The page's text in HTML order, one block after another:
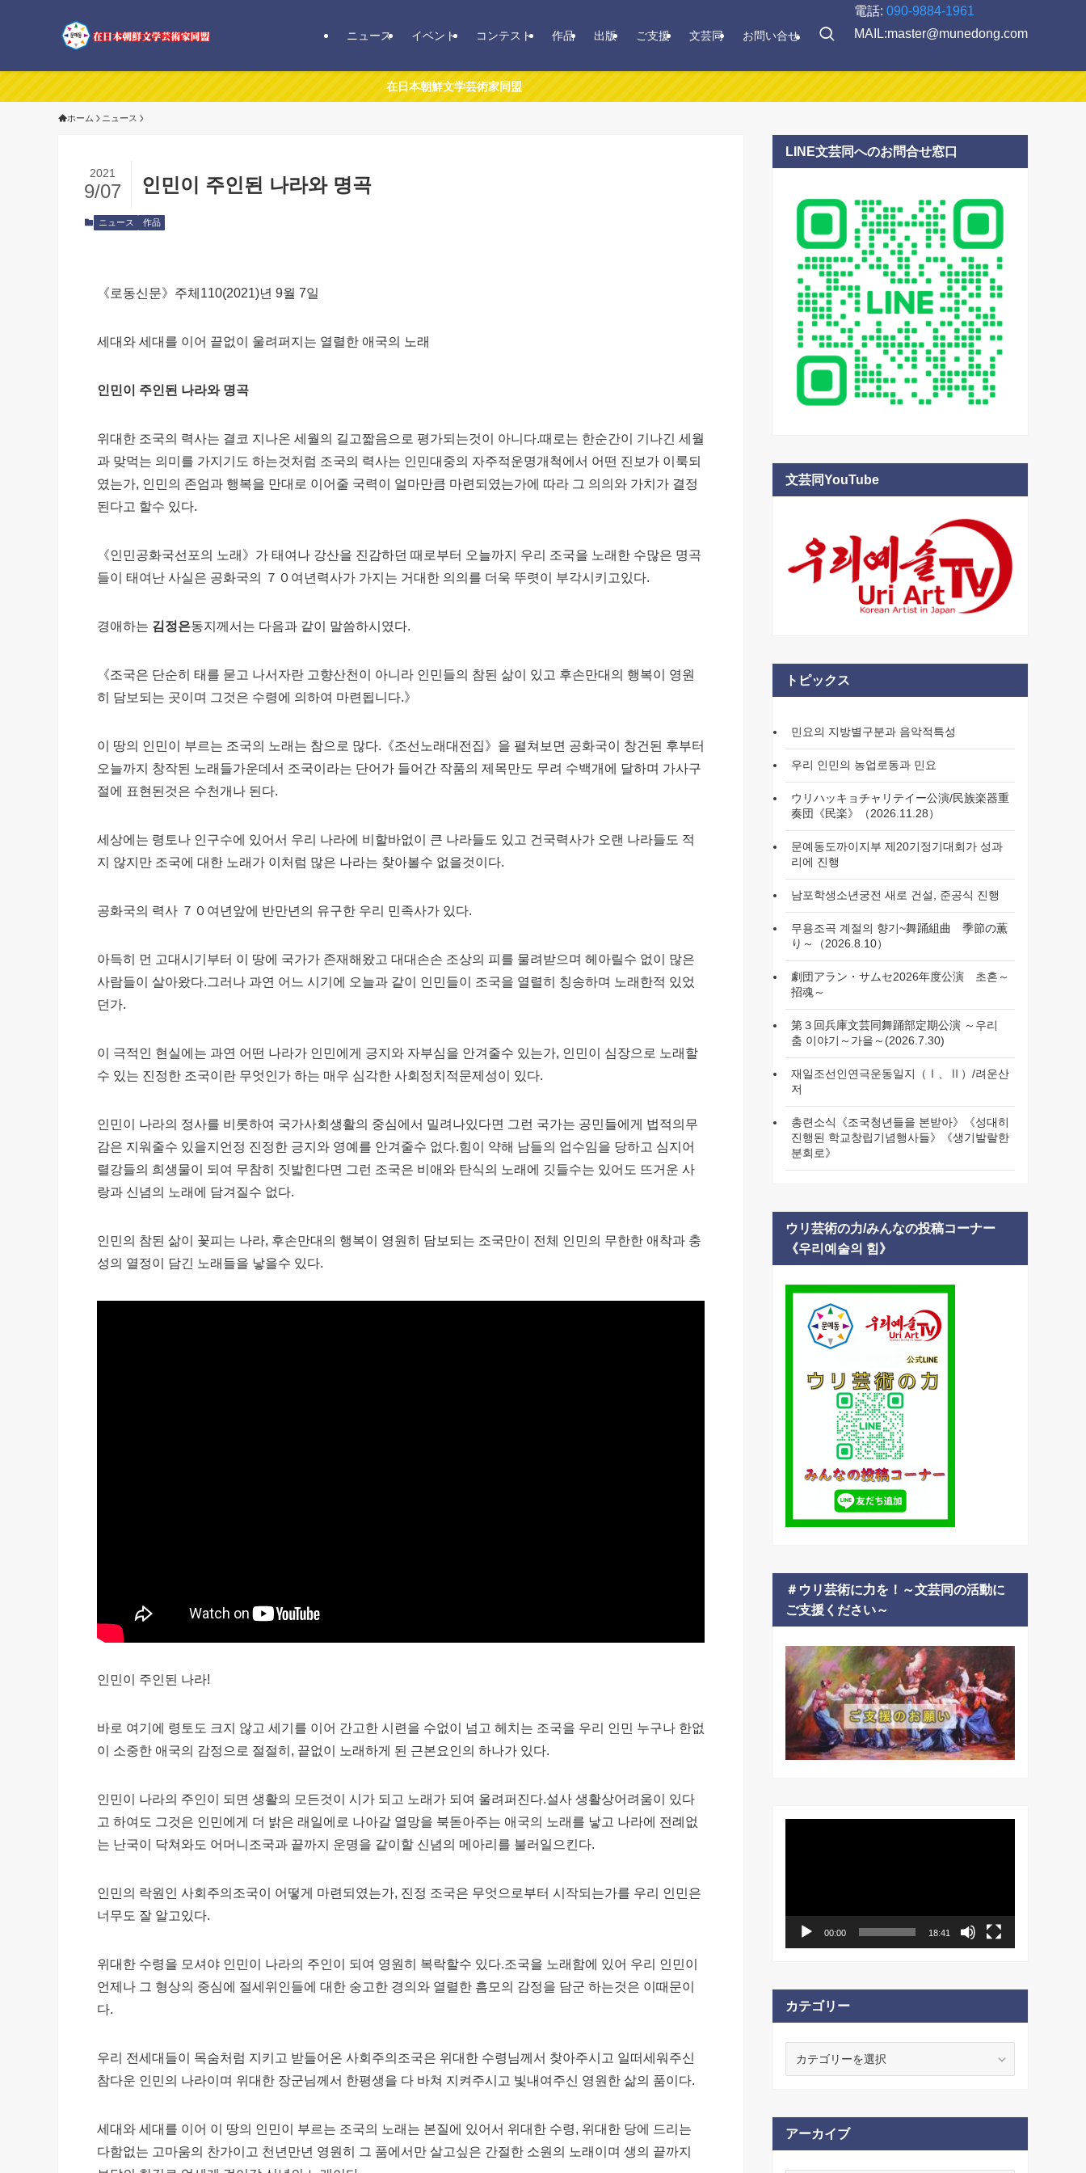
ニュース イベント コンテスト 作品 出版 ご支援 文芸同 お問い合せ
電話: 090-9884-1961
MAIL:master@munedong.com
在日本朝鮮文学芸術家同盟
ホーム ニュース
인민이 주인된 나라와 명곡
2021
9/07
ニュース 作品
《로동신문》주체110(2021)년 9월 7일
세대와 세대를 이어 끝없이 울려퍼지는 열렬한 애국의 노래
인민이 주인된 나라와 명곡
위대한 조국의 력사는 결코 지나온 세월의 길고짧음으로 평가되는것이 아니다.때로는 한순간이 기나긴 세월
과 맞먹는 의미를 가지기도 하는것처럼 조국의 력사는 인민대중의 자주적운명개척에서 어떤 진보가 이룩되
였는가, 인민의 존엄과 행복을 만대로 이어줄 국력이 얼마만큼 마련되였는가에 따라 그 의의와 가치가 결정
된다고 할수 있다.
《인민공화국선포의 노래》가 태여나 강산을 진감하던 때로부터 오늘까지 우리 조국을 노래한 수많은 명곡
들이 태여난 사실은 공화국의 ７０여년력사가 가지는 거대한 의의를 더욱 뚜렷이 부각시키고있다.
경애하는 김정은동지께서는 다음과 같이 말씀하시였다.
《조국은 단순히 태를 묻고 나서자란 고향산천이 아니라 인민들의 참된 삶이 있고 후손만대의 행복이 영원
히 담보되는 곳이며 그것은 수령에 의하여 마련됩니다.》
이 땅의 인민이 부르는 조국의 노래는 참으로 많다.《조선노래대전집》을 펼쳐보면 공화국이 창건된 후부터
오늘까지 창작된 노래들가운데서 조국이라는 단어가 들어간 작품의 제목만도 무려 수백개에 달하며 가사구
절에 표현된것은 수천개나 된다.
세상에는 령토나 인구수에 있어서 우리 나라에 비할바없이 큰 나라들도 있고 건국력사가 오랜 나라들도 적
지 않지만 조국에 대한 노래가 이처럼 많은 나라는 찾아볼수 없을것이다.
공화국의 력사 ７０여년앞에 반만년의 유구한 우리 민족사가 있다.
아득히 먼 고대시기부터 이 땅에 국가가 존재해왔고 대대손손 조상의 피를 물려받으며 헤아릴수 없이 많은
사람들이 살아왔다.그러나 과연 어느 시기에 오늘과 같이 인민들이 조국을 열렬히 칭송하며 노래한적 있었
던가.
이 극적인 현실에는 과연 어떤 나라가 인민에게 긍지와 자부심을 안겨줄수 있는가, 인민이 심장으로 노래할
수 있는 진정한 조국이란 무엇인가 하는 매우 심각한 사회정치적문제성이 있다.
인민이 나라의 정사를 비롯하여 국가사회생활의 중심에서 밀려나있다면 그런 국가는 공민들에게 법적의무
감은 지워줄수 있을지언정 진정한 긍지와 영예를 안겨줄수 없다.힘이 약해 남들의 업수임을 당하고 심지어
렬강들의 희생물이 되여 무참히 짓밟힌다면 그런 조국은 비애와 탄식의 노래에 깃들수는 있어도 뜨거운 사
랑과 신념의 노래에 담겨질수 없다.
인민의 참된 삶이 꽃피는 나라, 후손만대의 행복이 영원히 담보되는 조국만이 전체 인민의 무한한 애착과 충
성의 열정이 담긴 노래들을 낳을수 있다.
인민이 주인된 나라!
바로 여기에 령토도 크지 않고 세기를 이어 간고한 시련을 수없이 넘고 헤치는 조국을 우리 인민 누구나 한없
이 소중한 애국의 감정으로 절절히, 끝없이 노래하게 된 근본요인의 하나가 있다.
인민이 나라의 주인이 되면 생활의 모든것이 시가 되고 노래가 되여 울려퍼진다.설사 생활상어려움이 있다
고 하여도 그것은 인민에게 더 밝은 래일에로 나아갈 열망을 북돋아주는 애국의 노래를 낳고 나라에 전례없
는 난국이 닥쳐와도 어머니조국과 끝까지 운명을 같이할 신념의 메아리를 불러일으킨다.
인민의 락원인 사회주의조국이 어떻게 마련되였는가, 진정 조국은 무엇으로부터 시작되는가를 우리 인민은
너무도 잘 알고있다.
위대한 수령을 모셔야 인민이 나라의 주인이 되여 영원히 복락할수 있다.조국을 노래함에 있어 우리 인민이
언제나 그 형상의 중심에 절세위인들에 대한 숭고한 경의와 열렬한 흠모의 감정을 담군 하는것은 이때문이
다.
우리 전세대들이 목숨처럼 지키고 받들어온 사회주의조국은 위대한 수령님께서 찾아주시고 일떠세워주신
참다운 인민의 나라이며 위대한 장군님께서 한평생을 다 바쳐 지켜주시고 빛내여주신 영원한 삶의 품이다.
세대와 세대를 이어 이 땅의 인민이 부르는 조국의 노래는 본질에 있어서 위대한 수령, 위대한 당에 드리는
다함없는 고마움의 찬가이고 천년만년 영원히 그 품에서만 살고싶은 간절한 소원의 노래이며 생의 끝까지
LINE文芸同へのお問合せ窓口
文芸同YouTube
トピックス
민요의 지방별구분과 음악적특성
우리 인민의 농업로동과 민요
ウリハッキョチャリテイー公演/民族楽器重
奏団《民楽》（2026.11.28）
문예동도까이지부 제20기정기대회가 성과
리에 진행
남포학생소년궁전 새로 건설, 준공식 진행
무용조곡 계절의 향기~舞踊組曲 季節の薫
り～（2026.8.10）
劇団アラン・サムセ2026年度公演 초혼～
招魂～
第３回兵庫文芸同舞踊部定期公演 ～우리
춤 이야기～가을～(2026.7.30)
재일조선인연극운동일지（Ⅰ、Ⅱ）/려운산
저
총련소식《조국청년들을 본받아》《성대히
진행된 학교창립기념행사들》《생기발랄한
분회로》
ウリ芸術の力/みんなの投稿コーナー
《우리예술의 힘》
＃ウリ芸術に力を！～文芸同の活動に
ご支援ください～
ヤ
00:00 18:41
カテゴリー
ー
アーカイブ